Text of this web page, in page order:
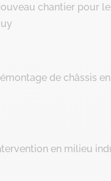
chantier pour le
de châssis
en milieu